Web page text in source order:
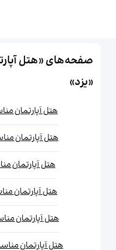
صفحه‌های «هتل
«یزد»
هتل آپارتمان
هتل آپارتمان
هتل آپارتمان
هتل آپارتمان
هتل آپارتمان
هتل آپارتمان